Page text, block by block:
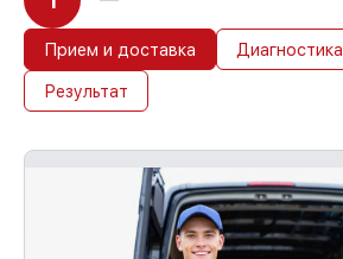
Прием и доставка Диагностика
Результат